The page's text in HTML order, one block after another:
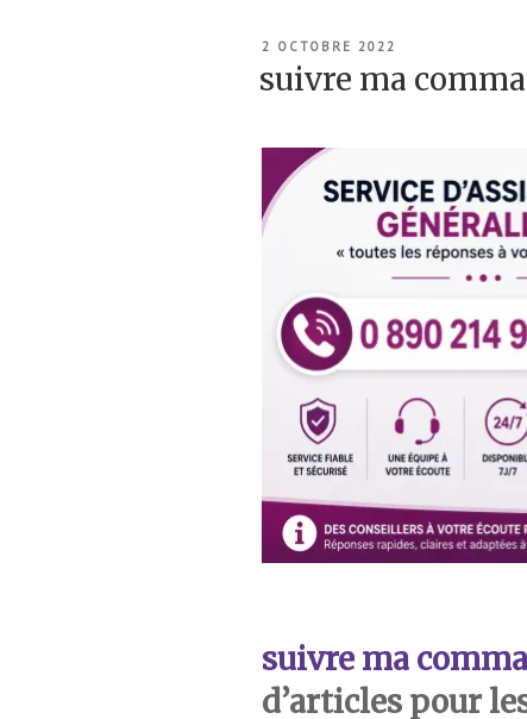
PUBLIÉ
2 OCTOBRE 2022
suivre ma
suivre ma
d’articles pour